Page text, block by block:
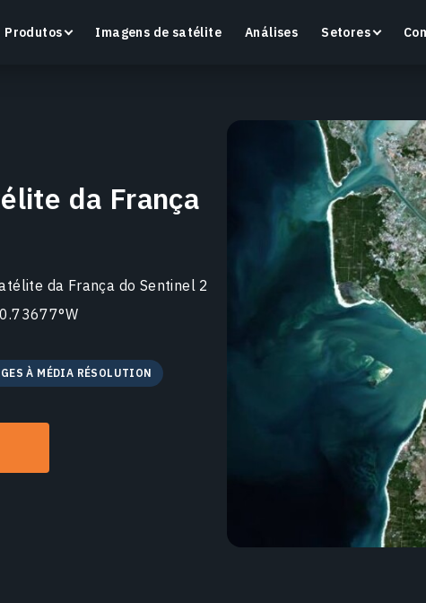
Produtos
de satélite
Monitore a saúde das culturas e as condições
campos com uma plataforma inteligente de
Saiba mais
Imagens de satélite Análises Setores
da França
da França do Sentinel 2
À MÉDIA RÉSOLUTION